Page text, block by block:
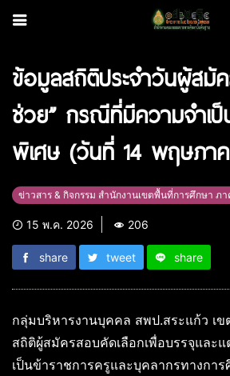
ข้อมูลสถิติประจำวันผู้สมั
ช่วย” กรณีที่มีความจำเป็
พิเศษ (วันที่ 14 พฤษภา
ข่าวสาร & กิจกรรม สำนักงานเขตพื้นที่การศึกษา ภ
15 พ.ค. 2026 206
share tweet share
กลุ่มบริหารงานบุคคล สพป.สระแก้ว เ
สถิติผู้สมัครสอบคัดเลือกเพื่อบรรจุและแ
เป็นข้าราชการครูและบุคลากรทางกา